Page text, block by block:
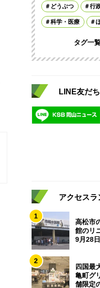
どうぶつ 行
科学・医療
タグ一
LINE友だ
アクセスラ
1
高松市
館のリ
9月28
2
四国最
亀町グ
舗限定